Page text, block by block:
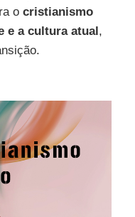
o cristianismo
e a cultura atual,